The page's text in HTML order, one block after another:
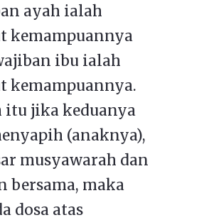
ayah ialah
kemampuannya
ibu ialah
kemampuannya.
itu jika keduanya
(anaknya),
musyawarah dan
bersama, maka
dosa atas